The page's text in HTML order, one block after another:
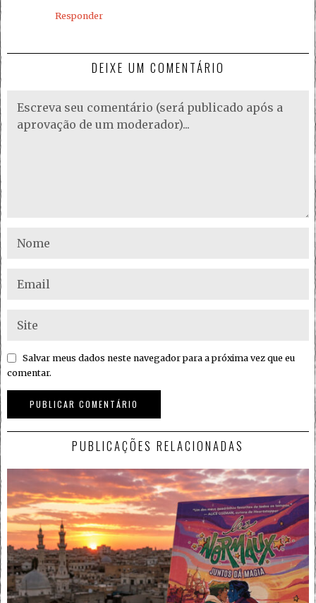
Responder
DEIXE UM COMENTÁRIO
Salvar meus dados neste navegador para a próxima vez que eu
comentar.
PUBLICAÇÕES RELACIONADAS